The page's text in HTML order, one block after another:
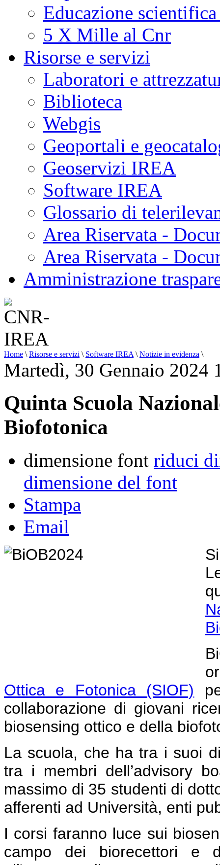
Educazione
5 X Mille al Cnr
Risorse e servizi
Laboratori e
Biblioteca
Webgis
Geoportali e
Geoservizi IREA
Software IREA
Glossario di
Area Riservata -
Area Riservata -
Amministrazione
Home \ Risorse e servizi \ Software IREA \ Notizie in evidenza \
Martedì, 30 Gennaio 2024
Quinta Scuola
Biofotonica
dimensione font riduci
dimensione del font
Stampa
Email
Ottica e Fotonica (SIOF)
collaborazione di giovani
biosensing ottico e della
La scuola, che ha tra i suoi
tra i membri dell’advisory
massimo di 35 studenti di
afferenti ad Università, enti
I corsi faranno luce sui
campo dei biorecettori e